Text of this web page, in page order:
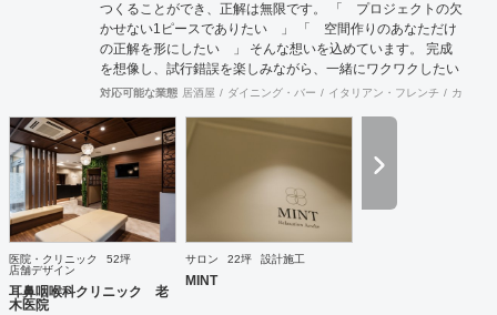
つくることができ、正解は無限です。 「 プロジェクトの欠
かせない1ピースでありたい 」 「 空間作りのあなただけ
の正解を形にしたい 」 そんな想いを込めています。 完成
を想像し、試行錯誤を楽しみながら、 ​一緒にワクワクしたい
と思っています。
対応可能な業態 居酒屋 ダイニング・バー イタリアン・フレンチ カフェ
医院・クリニック
52坪
店舗デザイン
耳鼻咽喉科クリニック 老
木医院
サロン 22坪 設計施工
MINT